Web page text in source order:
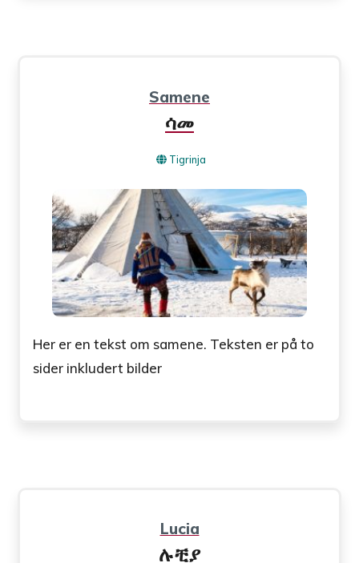
Samene
ሳመ
Tigrinja
Her er en tekst om samene. Teksten er på to
sider inkludert bilder
Lucia
ሉቺያ